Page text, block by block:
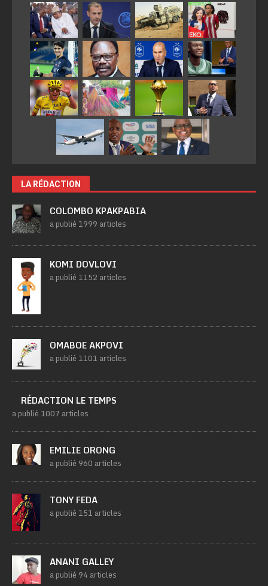
LA RÉDACTION
COLOMBO KPAKPABIA
a publié 1999 articles
KOMI DOVLOVI
a publié 1152 articles
OMABOE AKPOVI
a publié 1101 articles
RÉDACTION LE TEMPS
a publié 1007 articles
EMILIE ORONG
a publié 960 articles
TONY FEDA
a publié 151 articles
ANANI GALLEY
a publié 94 articles